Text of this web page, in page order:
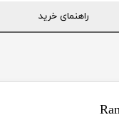
راهنمای خرید